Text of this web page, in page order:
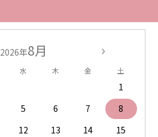
2026年8月
水 木 金 土
1
5 6 7
8
12 13 14
15